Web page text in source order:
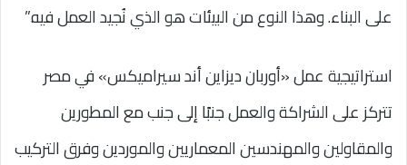
على البناء. وهذا النوع من البيئات هو الذي نُجيد العمل فيه.”
استراتيجية عمل «أوربان ديزاين أند سيراميكس» في مصر
تتركز على الشراكة والعمل جنبًا إلى جنب مع المطورين
والمقاولين والمهندسين المعماريين والموردين وفرق التركيب